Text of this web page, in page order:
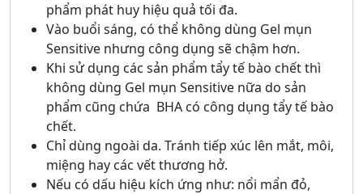
phẩm phát huy hiệu quả tối đa.
Vào buổi sáng, có thể không dùng Gel mụn
Sensitive nhưng công dụng sẽ chậm hơn.
Khi sử dụng các sản phẩm tẩy tế bào chết thì
không dùng Gel mụn Sensitive nữa do sản
phẩm cũng chứa BHA có công dụng tẩy tế bào
chết.
Chỉ dùng ngoài da. Tránh tiếp xúc lên mắt, môi,
miệng hay các vết thương hở.
Nếu có dấu hiệu kích ứng như: nổi mẩn đỏ,